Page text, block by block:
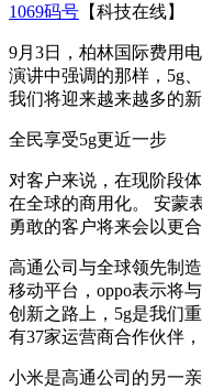
1069码号 【科技在线】
9月3日，柏林国际费用
演讲中强调的那样，5g
我们将迎来越来越多的
全民享受5g更近一步
对客户来说，在现阶段
在全球的商用化。 安蒙
勇敢的客户将来会以更
高通公司与全球领先制
移动平台，oppo表示将
创新之路上，5g是我们
有37家运营商合作伙伴
小米是高通公司的另一